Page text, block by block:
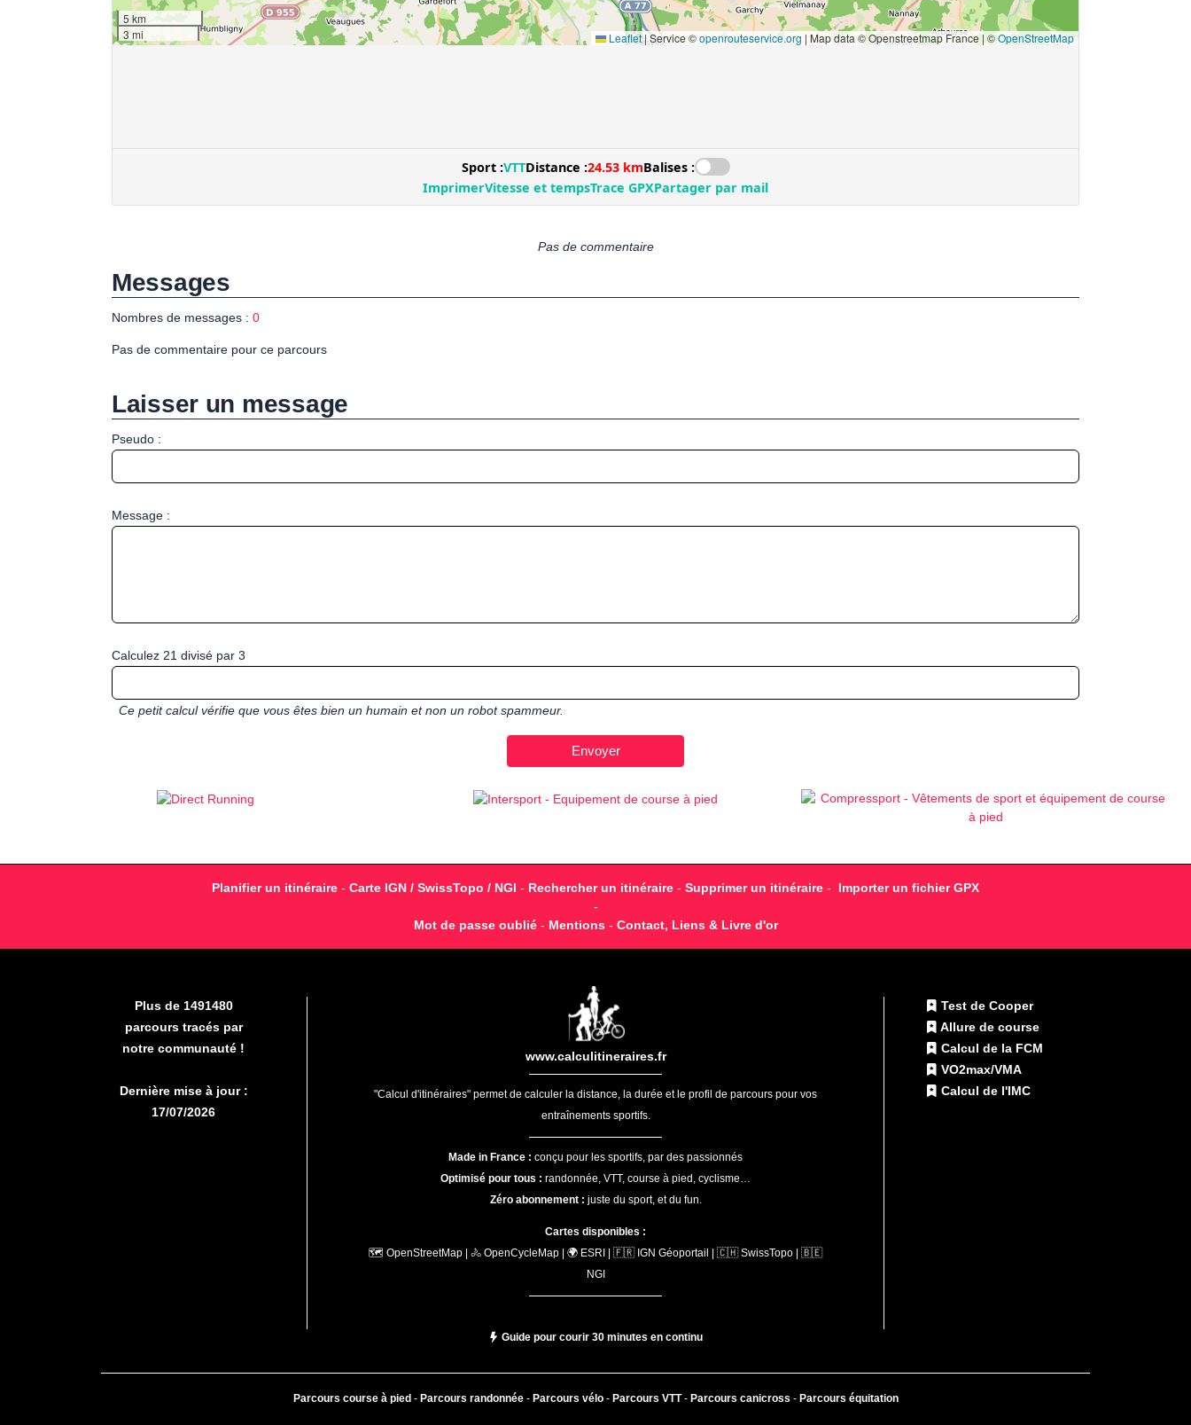
Pas de commentaire
Messages
Nombres de messages : 0
Pas de commentaire pour ce parcours
Laisser un message
Pseudo :
Message :
Calculez 21 divisé par 3
Ce petit calcul vérifie que vous êtes bien un humain et non un robot spammeur.
Planifier un itinéraire - Carte IGN / SwissTopo / NGI - Rechercher un itinéraire - Supprimer un itinéraire - Importer un fichier GPX
-
Mot de passe oublié- Mentions- Contact, Liens & Livre d'or
Plus de 1491480
parcours tracés par
notre communauté !
Dernière mise à jour :
17/07/2026
www.calculitineraires.fr
"Calcul d'itinéraires" permet de calculer la distance, la durée et le profil de parcours pour vos
entraînements sportifs.
Made in France : conçu pour les sportifs, par des passionnés
Optimisé pour tous : randonnée, VTT, course à pied, cyclisme…
Zéro abonnement : juste du sport, et du fun.
Cartes disponibles :
🗺️ OpenStreetMap | 🚴 OpenCycleMap | 🌍 ESRI | 🇫🇷 IGN Géoportail | 🇨🇭 SwissTopo | 🇧🇪
NGI
Guide pour courir 30 minutes en continu
Test de Cooper
Allure de course
Calcul de la FCM
VO2max/VMA
Calcul de l'IMC
Parcours course à pied - Parcours randonnée- Parcours vélo- Parcours VTT- Parcours canicross - Parcours équitation